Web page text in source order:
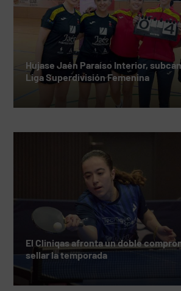
Hujase Jaén Paraíso Interior,
Liga Superdivisión Femenina
El Cliniqas afronta un doble
sellar la temporada